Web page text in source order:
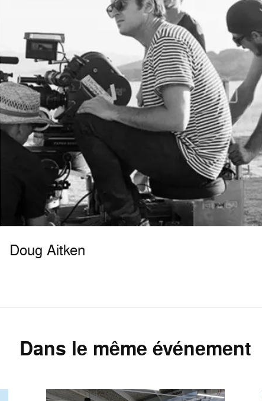
Doug Aitken
Dans le même événement